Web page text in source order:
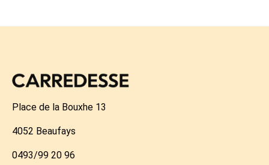
Place de la Bouxhe 13
4052 Beaufays
0493/99 20 96